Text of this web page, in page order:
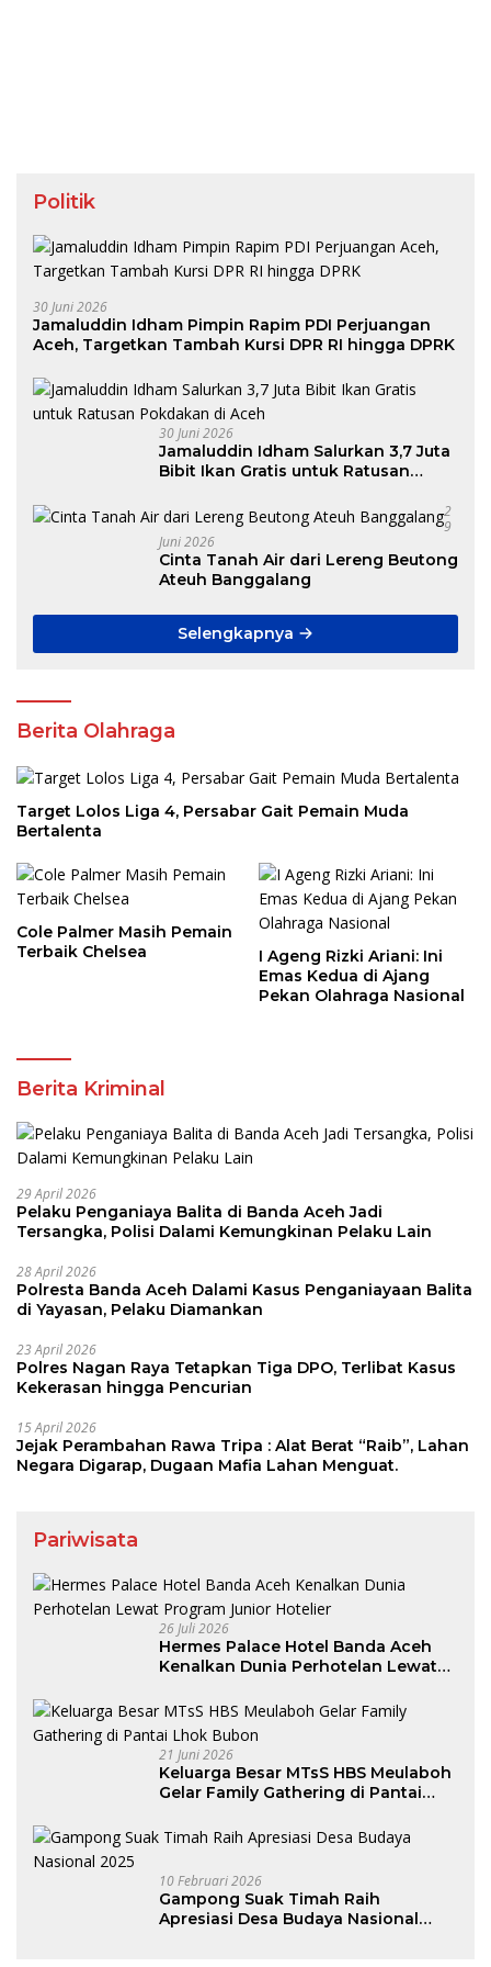
Politik
30 Juni 2026
Jamaluddin Idham Pimpin Rapim PDI Perjuangan
Aceh, Targetkan Tambah Kursi DPR RI hingga DPRK
30 Juni 2026
Jamaluddin Idham Salurkan 3,7 Juta
Bibit Ikan Gratis untuk Ratusan
2
9
Juni 2026
Cinta Tanah Air dari Lereng Beutong
Ateuh Banggalang
Selengkapnya
Berita Olahraga
Target Lolos Liga 4, Persabar Gait Pemain Muda
Bertalenta
Cole Palmer Masih Pemain
Terbaik Chelsea
I Ageng Rizki Ariani: Ini
Emas Kedua di Ajang
Pekan Olahraga Nasional
Berita Kriminal
29 April 2026
Pelaku Penganiaya Balita di Banda Aceh Jadi
Tersangka, Polisi Dalami Kemungkinan Pelaku Lain
28 April 2026
Polresta Banda Aceh Dalami Kasus Penganiayaan Balita
di Yayasan, Pelaku Diamankan
23 April 2026
Polres Nagan Raya Tetapkan Tiga DPO, Terlibat Kasus
Kekerasan hingga Pencurian
15 April 2026
Jejak Perambahan Rawa Tripa : Alat Berat “Raib”, Lahan
Negara Digarap, Dugaan Mafia Lahan Menguat.
Pariwisata
26 Juli 2026
Hermes Palace Hotel Banda Aceh
Kenalkan Dunia Perhotelan Lewat
21 Juni 2026
Keluarga Besar MTsS HBS Meulaboh
Gelar Family Gathering di Pantai
10 Februari 2026
Gampong Suak Timah Raih
Apresiasi Desa Budaya Nasional